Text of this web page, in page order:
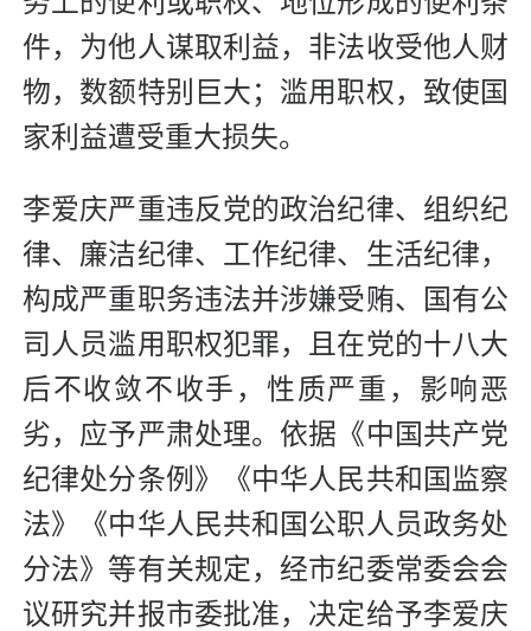
件，为他人谋取利益，非法收受他人财
物，数额特别巨大；滥用职权，致使国
家利益遭受重大损失。
李爱庆严重违反党的政治纪律、组织纪
律、廉洁纪律、工作纪律、生活纪律，
构成严重职务违法并涉嫌受贿、国有公
司人员滥用职权犯罪，且在党的十八大
后不收敛不收手，性质严重，影响恶
劣，应予严肃处理。依据《中国共产党
纪律处分条例》《中华人民共和国监察
法》《中华人民共和国公职人员政务处
分法》等有关规定，经市纪委常委会会
议研究并报市委批准，决定给予李爱庆